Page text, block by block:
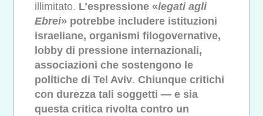
illimitato. L’espressione «legati agli
Ebrei» potrebbe includere istituzioni
israeliane, organismi filogovernative,
lobby di pressione internazionali,
associazioni che sostengono le
politiche di Tel Aviv. Chiunque critichi
con durezza tali soggetti — e sia
questa critica rivolta contro un